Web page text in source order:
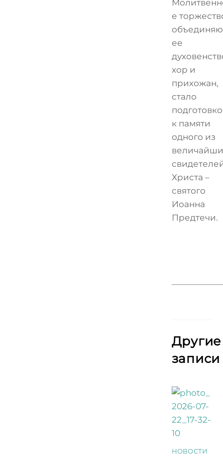
е
ее
хор и
прихожан,
стало
к памяти
одного из
Христа –
святого
Иоанна
Предтечи.
Другие
записи
НОВОСТИ